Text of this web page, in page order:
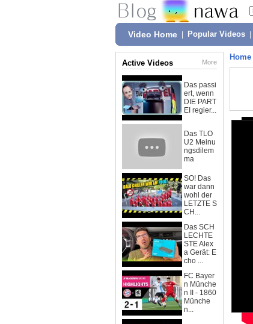
Video Home Popular Videos
Active Videos More
Das passi
ert, wenn
DIE PART
EI regier...
Das TLO
U2 Meinu
ngsdilem
ma
SO! Das
war dann
wohl der
LETZTE S
CH...
Das SCH
LECHTE
STE Alex
a Gerät: E
cho ...
FC Bayer
n Münche
n II - 1860
Münche
n...
Home